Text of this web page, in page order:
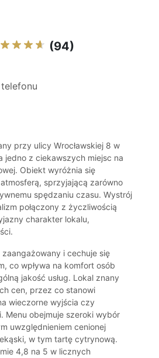
(94)
przy ulicy Wrocławskiej 8 w
jedno z ciekawszych miejsc na
Obiekt wyróżnia się
sprzyjającą zarówno
spędzaniu czasu. Wystrój
połączony z życzliwością
charakter lokalu,
zaangażowany i cechuje się
co wpływa na komfort osób
jakość usług. Lokal znany
cen, przez co stanowi
wieczorne wyjścia czy
Menu obejmuje szeroki wybór
uwzględnieniem cenionej
w tym tartę cytrynową.
4,8 na 5 w licznych